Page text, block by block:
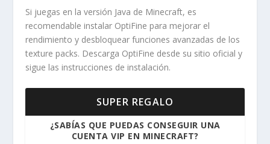
Si juegas en la versión Java de Minecraft, es
recomendable instalar OptiFine para mejorar el
rendimiento y desbloquear funciones avanzadas de los
texture packs. Descarga OptiFine desde su sitio oficial y
sigue las instrucciones de instalación.
SUPER REGALO
¿SABÍAS QUE PUEDAS CONSEGUIR UNA
CUENTA VIP EN MINECRAFT?